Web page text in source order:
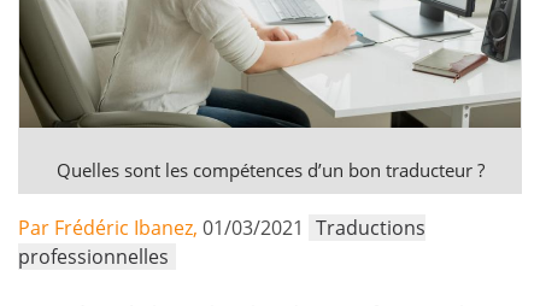
Quelles sont les compétences d’un bon traducteur ?
Par Frédéric Ibanez, 01/03/2021 Traductions
professionnelles